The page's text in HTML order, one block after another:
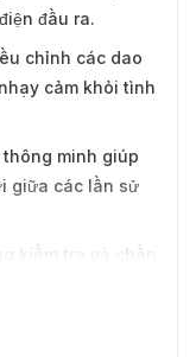
đầu ra.
chỉnh các dao
cảm khỏi tình
minh giúp
giữa các lần sử
kiểm tra và chẩn
động, giúp phát